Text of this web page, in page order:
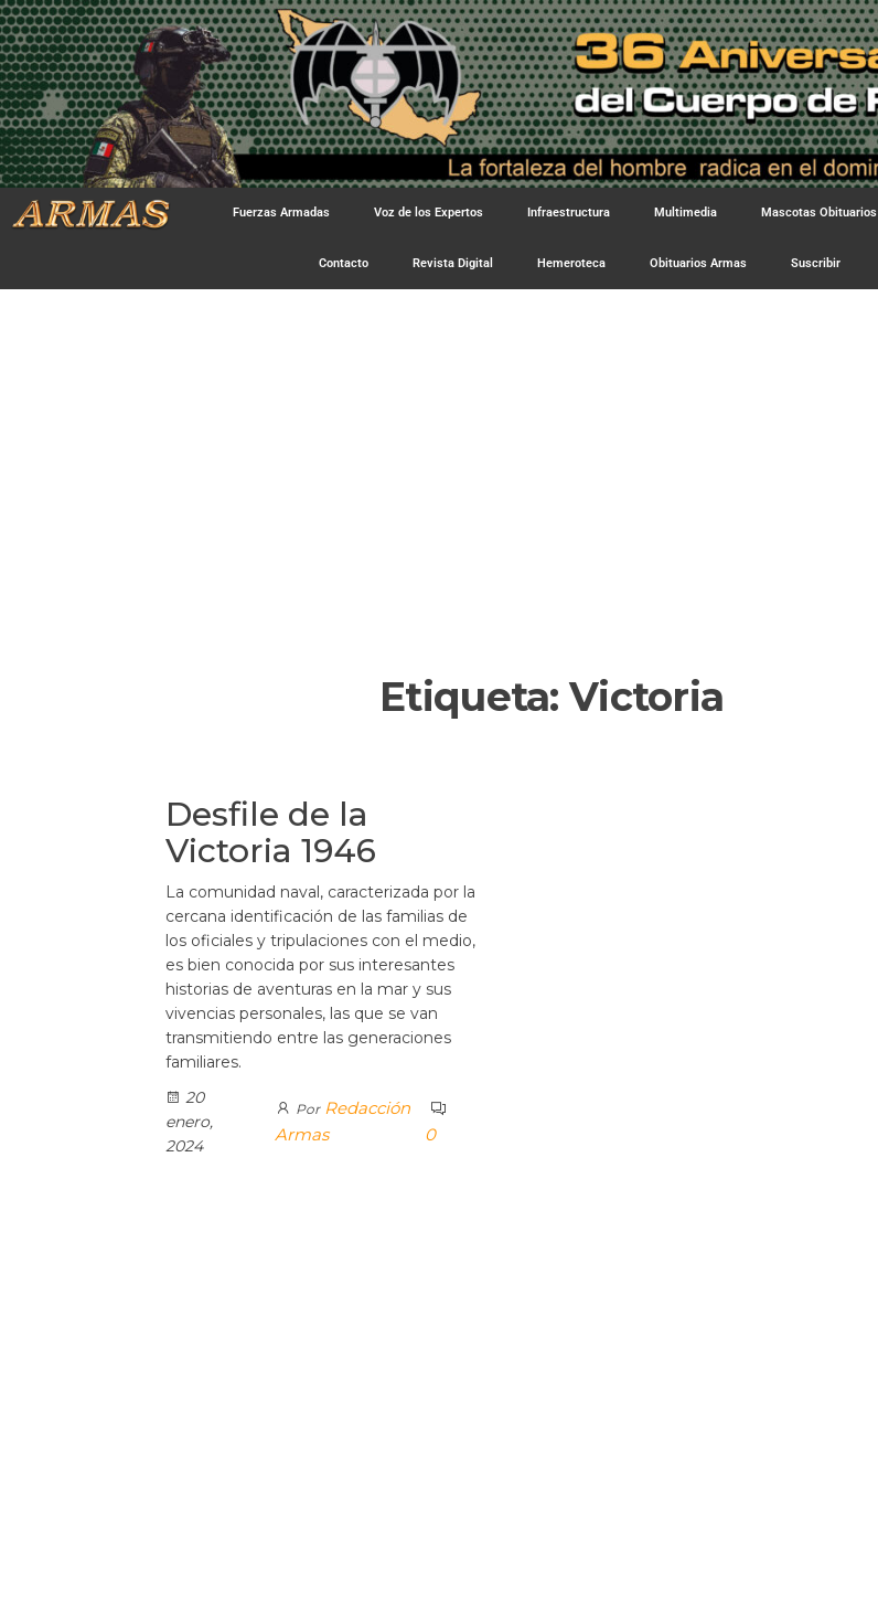
Fuerzas Armadas Voz de los Expertos Infraestructura Multimedia Mascotas Obituarios
Contacto Revista Digital Hemeroteca Obituarios Armas Suscribir
Etiqueta:Victoria
Desfile de la
Victoria 1946
La comunidad naval, caracterizada por la
cercana identificación de las familias de
los oficiales y tripulaciones con el medio,
es bien conocida por sus interesantes
historias de aventuras en la mar y sus
vivencias personales, las que se van
transmitiendo entre las generaciones
familiares.
20
enero,
2024
Por Redacción
Armas
0